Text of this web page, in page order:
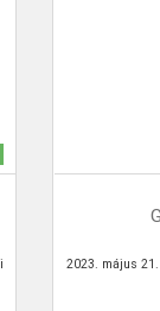
2023. május 21.